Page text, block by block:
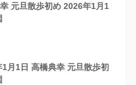
幸 元旦散歩初め 2026年1月1
1月1日 高橋典幸 元旦散歩初